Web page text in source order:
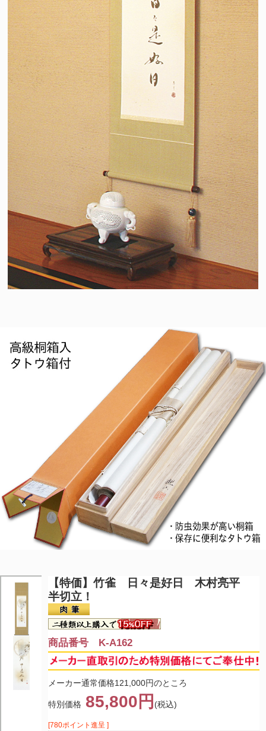
【特価】竹雀 日々是好日 木村亮平
半切立！
商品番号 K-A162
メーカー通常価格121,000円のところ
特別価格 85,800円 (税込)
[780ポイント進呈 ]